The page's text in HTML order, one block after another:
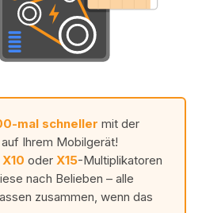
mal schneller mit der
Ihrem Mobilgerät!
X10 oder X15-Multiplikatoren
nach Belieben – alle
zusammen, wenn das